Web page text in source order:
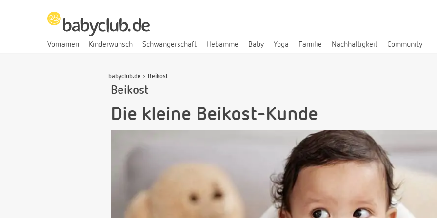
Vornamen Kinderwunsch Schwangerschaft Hebamme Baby Yoga Familie Nachhaltigkeit Community
babyclub.de Beikost
Beikost
Die kleine Beikost-Kunde